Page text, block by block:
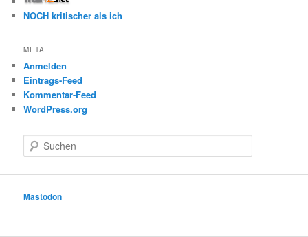
NOCH kritischer als ich
META
Anmelden
Eintrags-Feed
Kommentar-Feed
WordPress.org
u
e
Mastodon